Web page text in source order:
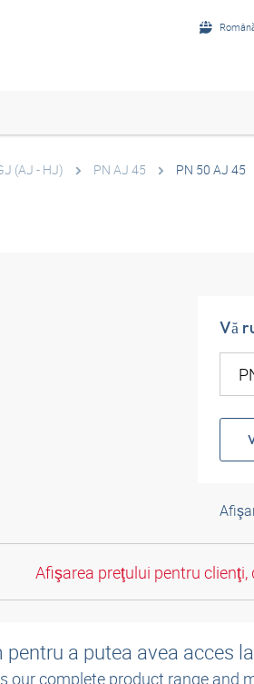
(AJ - HJ) PN AJ 45 PN 50 AJ 45
Vă
Afişarea preţului pentru clienţi,
a putea avea acces
our complete product range and